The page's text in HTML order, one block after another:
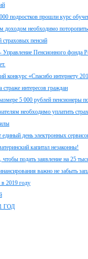
подростков прошли курс
необходимо
пенсий
Управление Пенсионного фонда
конкурс «Спасибо интернету
интересов граждан
5 000 рублей пенсионеры
необходимо уплатить
день электронных
капитал незаконны!
чтобы подать заявление на 25
важно не забыть
в 2019 году
ГОД